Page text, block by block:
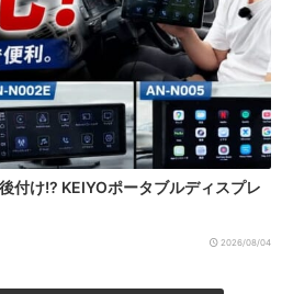
付け!? KEIYOポータブルディスプレ
2026/08/04